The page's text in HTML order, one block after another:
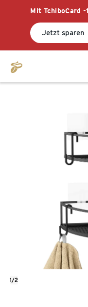
Mit TchiboCard
Jetzt sparen
1/2